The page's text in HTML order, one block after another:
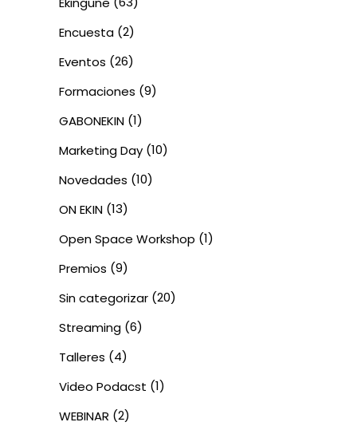
Encuesta (2)
Eventos (26)
Formaciones (9)
GABONEKIN (1)
Marketing Day (10)
Novedades (10)
ON EKIN (13)
Open Space Workshop (1)
Premios (9)
Sin categorizar (20)
Streaming (6)
Talleres (4)
Video Podacst (1)
WEBINAR (2)